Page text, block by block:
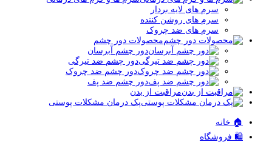
سرم های لایه بردار
سرم های روشن کننده
سرم های ضد چروک
محصولات دور چشم
دور چشم آبرسان
دور چشم ضد تیرگی
دور چشم ضد چروک
دور چشم ضد پف
مراقبت از بدن
پک درمان مشکلات پوستی
🏠 خانه
🛍️ فروشگاه